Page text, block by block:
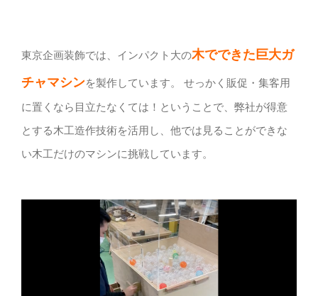
東京企画装飾では、インパクト大の木でできた巨大ガ
チャマシンを製作しています。 せっかく販促・集客用
に置くなら目立たなくては！ということで、弊社が得意
とする木工造作技術を活用し、他では見ることができな
い木工だけのマシンに挑戦しています。